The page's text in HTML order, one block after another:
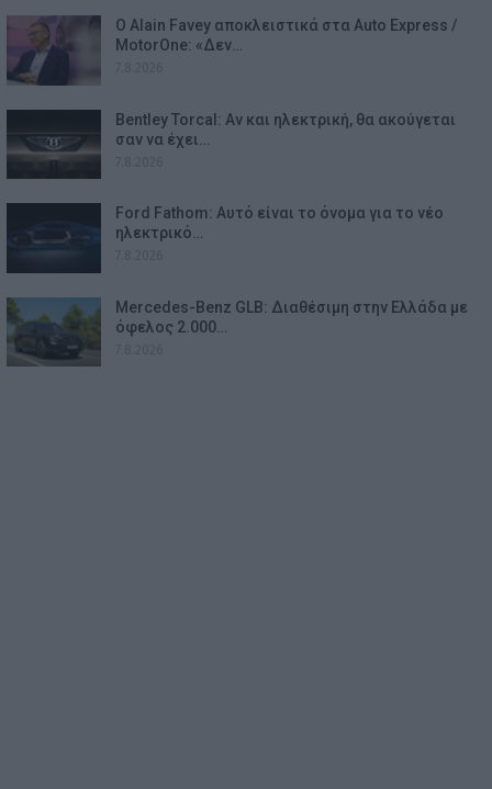
Ο Alain Favey αποκλειστικά στα Auto Express /
MotorOne: «Δεν…
Bentley Torcal: Αν και ηλεκτρική, θα ακούγεται
σαν να έχει…
Ford Fathom: Αυτό είναι το όνομα για το νέο
ηλεκτρικό…
Mercedes-Benz GLB: Διαθέσιμη στην Ελλάδα με
όφελος 2.000…